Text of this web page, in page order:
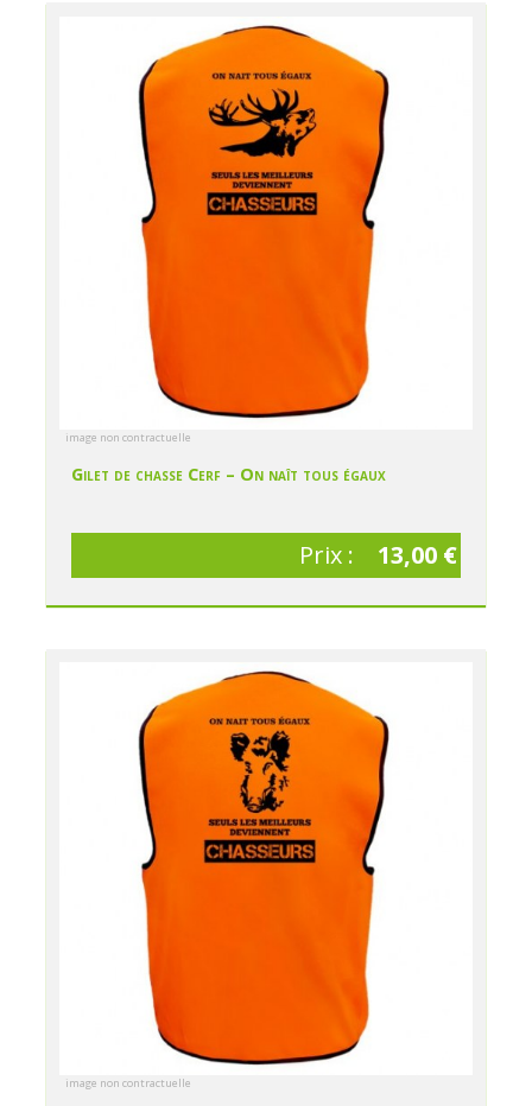
image non contractuelle
Gilet de chasse Cerf – On naît tous égaux
Prix : 13,00 €
image non contractuelle